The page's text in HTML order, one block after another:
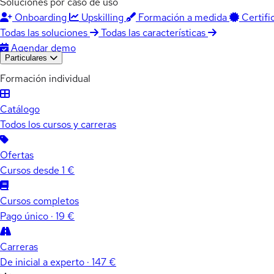
Onboarding
Upskilling Formación a medida
Todas las soluciones
Todas las características
Agendar demo
Particulares
Formación individual
Catálogo
Todos los cursos y carreras
Ofertas
Cursos desde 1 €
Cursos completos
Pago único · 19 €
Carreras
De inicial a experto · 147 €